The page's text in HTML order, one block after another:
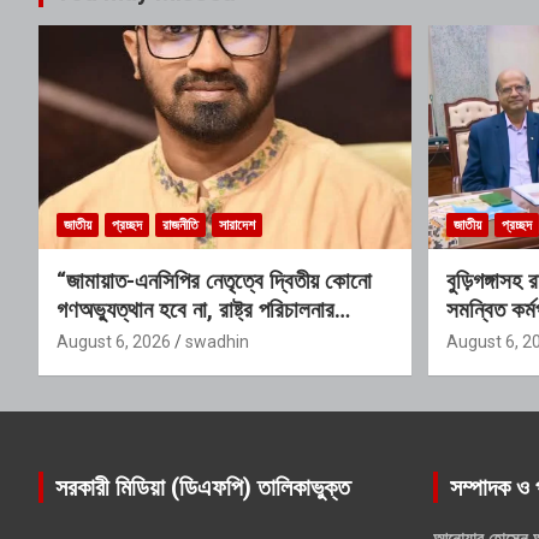
জাতীয় প্রচ্ছদ রাজনীতি সারাদেশ
“জামায়াত-এনসিপির নেতৃত্বে দ্বিতীয় কোনো
গণঅভ্যুত্থান হবে না, রাষ্ট্র পরিচালনার
যোগ্যতাও তাদের নেই”: রাশেদ খাঁনের
August 6, 2026 swadhin
জাতীয় প্রচ্ছদ
বুড়িগঙ্গাসহ
সমন্বিত
গঠিত হচ্ছে
August 6,
সরকারী মিডিয়া (ডিএফপি) তালিকাভুক্ত সম্পাদক ও